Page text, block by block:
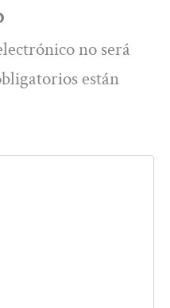
no será
están